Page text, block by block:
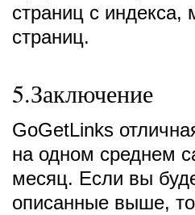
страниц с индекса,
страниц.
5.Заключение
GoGetLinks
на одном среднем
месяц. Если вы
описанные выше,